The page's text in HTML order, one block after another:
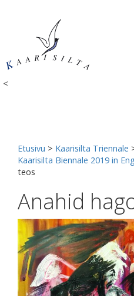
<
Etusivu > Kaarisilta Triennale
Kaarisilta Biennale 2019 in
teos
Anahid